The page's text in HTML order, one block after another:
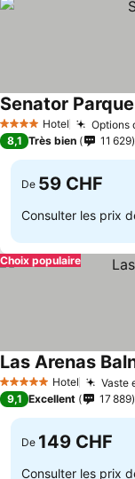
4 Étoiles Hotel Options
Senator
8,1 Très bien 11 629
De 59 CHF
Consulter les prix
Choix populaire
5 Étoiles Hotel Vaste
Las Arenas
9,1 Excellent 17 889
De 149 CHF
Consulter les prix